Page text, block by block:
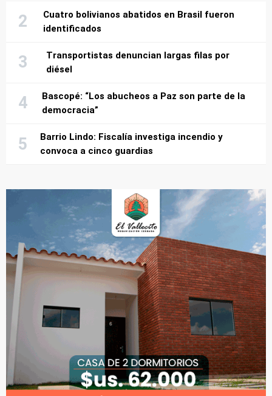
Cuatro bolivianos abatidos en Brasil fueron
identificados
Transportistas denuncian largas filas por
diésel
Bascopé: “Los abucheos a Paz son parte de la
democracia”
Barrio Lindo: Fiscalía investiga incendio y
convoca a cinco guardias